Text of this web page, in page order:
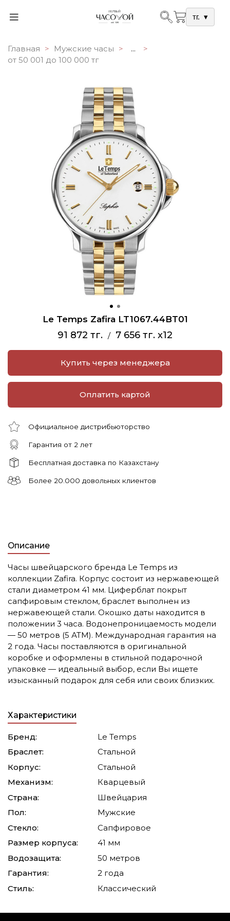
тг. ▾
Главная Мужские часы
...
от 50 001 до 100 000 тг
Le Temps Zafira LT1067.44BT01
91 872 тг. / 7 656 тг. x12
Купить через менеджера
Оплатить картой
Официальное дистрибьюторство
Гарантия от 2 лет
Бесплатная доставка по Казахстану
Более 20.000 довольных клиентов
Описание
Часы швейцарского бренда Le Temps из
коллекции Zafira. Корпус состоит из нержавеющей
стали диаметром 41 мм. Циферблат покрыт
сапфировым стеклом, браслет выполнен из
нержавеющей стали. Окошко даты находится в
положении 3 часа. Водонепроницаемость модели
— 50 метров (5 АТМ). Международная гарантия на
2 года. Часы поставляются в оригинальной
коробке и оформлены в стильной подарочной
упаковке — идеальный выбор, если Вы ищете
изысканный подарок для себя или своих близких.
Характеристики
Бренд:
Le Temps
Браслет:
Стальной
Корпус:
Стальной
Механизм:
Кварцевый
Страна:
Швейцария
Пол:
Мужские
Стекло:
Сапфировое
Размер корпуса:
41 мм
Водозащита:
50 метров
Гарантия:
2 года
Стиль:
Классический